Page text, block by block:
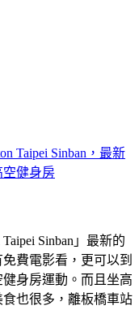
Taipei Sinban，最新
空健身房
Sinban」最新的
費電影看，更可以到
身房運動。而且坐高
也很多，離板橋車站